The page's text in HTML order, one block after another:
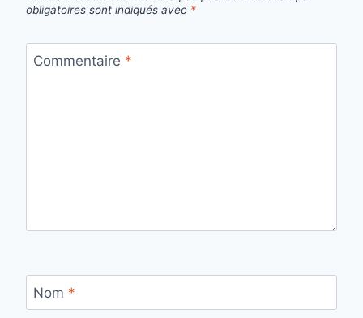
obligatoires sont indiqués avec *
Commentaire *
Nom *